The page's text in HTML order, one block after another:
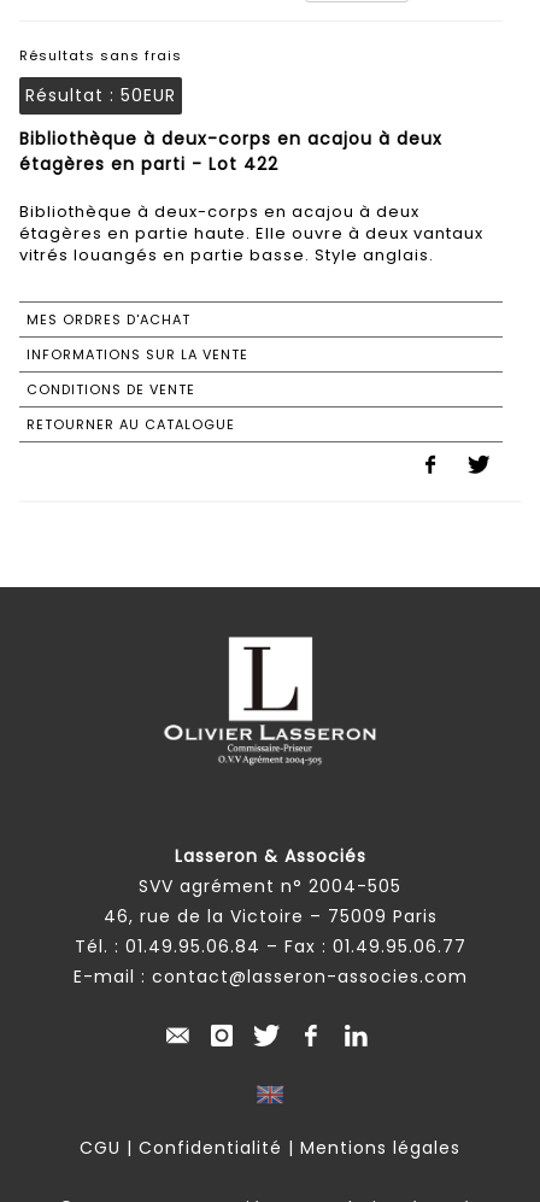
Résultats sans frais
Résultat : 50EUR
Bibliothèque à deux-corps en acajou à deux
étagères en parti - Lot 422
Bibliothèque à deux-corps en acajou à deux
étagères en partie haute. Elle ouvre à deux vantaux
vitrés louangés en partie basse. Style anglais.
MES ORDRES D'ACHAT
INFORMATIONS SUR LA VENTE
CONDITIONS DE VENTE
RETOURNER AU CATALOGUE
Lasseron & Associés
SVV agrément n° 2004-505
46, rue de la Victoire – 75009 Paris
Tél. : 01.49.95.06.84 – Fax : 01.49.95.06.77
E-mail : contact@lasseron-associes.com
CGU | Confidentialité | Mentions légales